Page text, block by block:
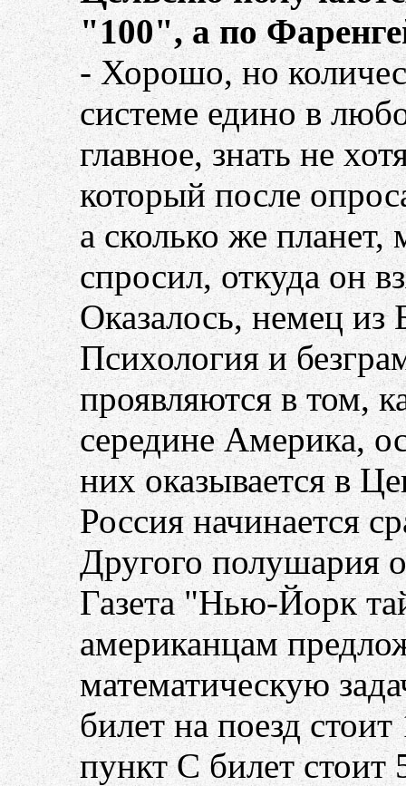
"100", а по
- Хорошо, но
системе едино в
главное, знать не
который после
а сколько же планет,
спросил, откуда он
Оказалось, немец из
Психология и
проявляются в том,
середине Америка,
них оказывается в
Россия начинается
Другого полушария
Газета "Нью-Йорк
американцам
математическую
билет на поезд
пункт С билет